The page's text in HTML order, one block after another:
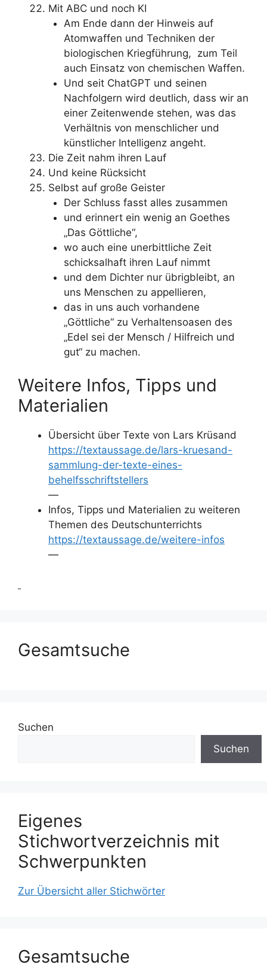
Mit ABC und noch KI
Am Ende dann der Hinweis auf
Atomwaffen und Techniken der
biologischen Kriegführung, zum Teil
auch Einsatz von chemischen Waffen.
Und seit ChatGPT und seinen
Nachfolgern wird deutlich, dass wir an
einer Zeitenwende stehen, was das
Verhältnis von menschlicher und
künstlicher Intelligenz angeht.
Die Zeit nahm ihren Lauf
Und keine Rücksicht
Selbst auf große Geister
Der Schluss fasst alles zusammen
und erinnert ein wenig an Goethes
„Das Göttliche“,
wo auch eine unerbittliche Zeit
schicksalhaft ihren Lauf nimmt
und dem Dichter nur übrigbleibt, an
uns Menschen zu appellieren,
das in uns auch vorhandene
„Göttliche“ zu Verhaltensoasen des
„Edel sei der Mensch / Hilfreich und
gut“ zu machen.
Weitere Infos, Tipps und
Materialien
Übersicht über Texte von Lars Krüsand
https://textaussage.de/lars-kruesand-
sammlung-der-texte-eines-
behelfsschriftstellers
—
Infos, Tipps und Materialien zu weiteren
Themen des Deutschunterrichts
https://textaussage.de/weitere-infos
—
Gesamtsuche
Suchen
Suchen
Eigenes
Stichwortverzeichnis mit
Schwerpunkten
Zur Übersicht aller Stichwörter
Gesamtsuche